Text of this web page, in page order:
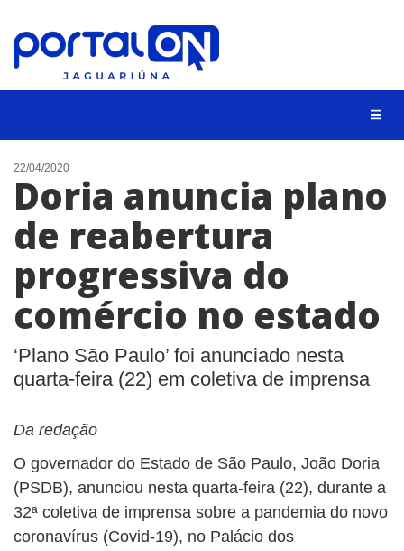
NOTÍCIAS
LISTA DIGITAL
CONTATO
BUSCAR
22/04/2020
Doria anuncia plano
de reabertura
progressiva do
comércio no estado
‘Plano São Paulo’ foi anunciado nesta
quarta-feira (22) em coletiva de imprensa
Da redação
O governador do Estado de São Paulo, João Doria
(PSDB), anunciou nesta quarta-feira (22), durante a
32ª coletiva de imprensa sobre a pandemia do novo
coronavírus (Covid-19), no Palácio dos